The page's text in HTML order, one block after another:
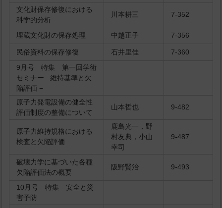
文化財保存修復における
科学的分析
川本耕三 7-352
埋蔵文化財の保存処理 中越正子 7-356
民俗資料の保存修復 石井里佳
7-360
9月号 特集 第一回学術
セミナー −維持基準と欠
陥評価 −
原子力発電設備の健全性
評価制度の整備について
山本哲也 9-482
原子力維持規格における
検査と欠陥評価
鹿島光一，野
村友典，小山
幸司
9-487
破壊力学に基づいた各種
欠陥評価法の概要
阪野賢治 9-493
10月号 特集 安全と災
害予防